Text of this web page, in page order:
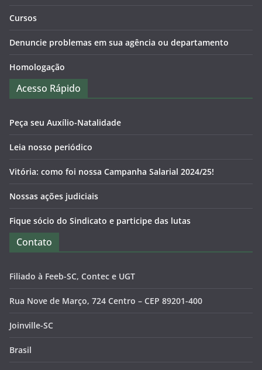
Cursos
Denuncie problemas em sua agência ou departamento
Homologação
Acesso Rápido
Peça seu Auxílio-Natalidade
Leia nosso periódico
Vitória: como foi nossa Campanha Salarial 2024/25!
Nossas ações judiciais
Fique sócio do Sindicato e participe das lutas
Contato
Filiado à Feeb-SC, Contec e UGT
Rua Nove de Março, 724 Centro – CEP 89201-400
Joinville-SC
Brasil